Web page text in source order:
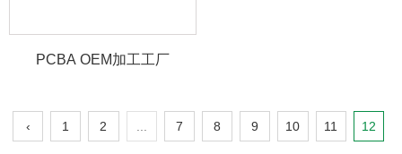
PCBA OEM加工工厂
‹ 1 2 ... 7 8 9 10 11 12